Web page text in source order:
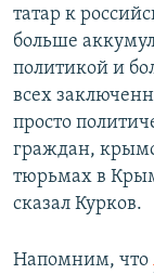
татар к
больше
политикой и
всех
просто
граждан,
тюрьмах в
сказал Курков.
Напомним, что